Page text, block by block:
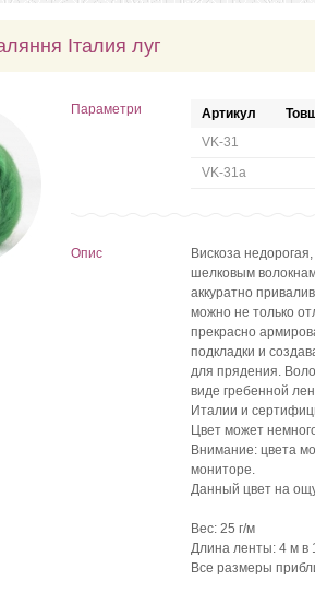
Італия луг
Параметри Артикул
VK-31
VK-31a
Опис
Вискоза
шелковым
аккуратно
можно не только
прекрасно
подкладки и
для прядения.
виде гребенной
Италии и
Цвет может
Внимание: цвета
мониторе.
Данный цвет на
Вес: 25 г/м
Длина ленты: 4 м в
Все размеры